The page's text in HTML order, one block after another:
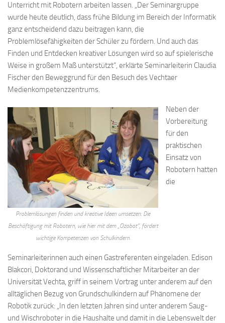
Unterricht mit Robotern arbeiten lassen. „Der Seminargruppe
wurde heute deutlich, dass frühe Bildung im Bereich der Informatik
ganz entscheidend dazu beitragen kann, die
Problemlösefähigkeiten der Schüler zu fördern. Und auch das
Finden und Entdecken kreativer Lösungen wird so auf spielerische
Weise in großem Maß unterstützt“, erklärte Seminarleiterin Claudia
Fischer den Beweggrund für den Besuch des Vechtaer
Medienkompetenzzentrums.
Problemlösungen finden und kreative Ideen umsetzen: Die
Beschäftigung mit Robotern, wie hier mit dem „Ozobot“, fördert
wichtige Kompetenzen von Schulkindern.
Neben der
Vorbereitung
für den
praktischen
Einsatz von
Robotern hatten
die
Seminarleiterinnen auch einen Gastreferenten eingeladen. Edison
Blakcori, Doktorand und Wissenschaftlicher Mitarbeiter an der
Universität Vechta, griff in seinem Vortrag unter anderem auf den
alltäglichen Bezug von Grundschulkindern auf Phänomene der
Robotik zurück: „In den letzten Jahren sind unter anderem Saug-
und Wischroboter in die Haushalte und damit in die Lebenswelt der